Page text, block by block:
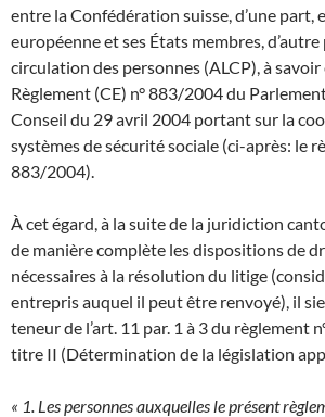
entre la Confédération suisse, d’une part,
européenne et ses États membres,
circulation des personnes (ALCP), à
Règlement (CE) n° 883/2004 du
Conseil du 29 avril 2004 portant sur la
systèmes de sécurité sociale (ci-après: le
883/2004).
À cet égard, à la suite de la juridiction
de manière complète les dispositions de
nécessaires à la résolution du litige
entrepris auquel il peut être renvoyé), il
teneur de l’art. 11 par. 1 à 3 du règlement
titre II (Détermination de la législation
« 1. Les personnes auxquelles le présent